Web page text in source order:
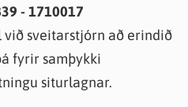
- 1710017
sveitarstjórn að erindið
fyrir samþykki
siturlagnar.